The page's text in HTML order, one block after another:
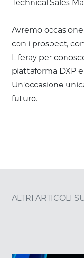
Technical Sales
Avremo
con i prospect,
Liferay per
piattaforma DXP
Un'occasione
futuro.
ALTRI ARTICOLI